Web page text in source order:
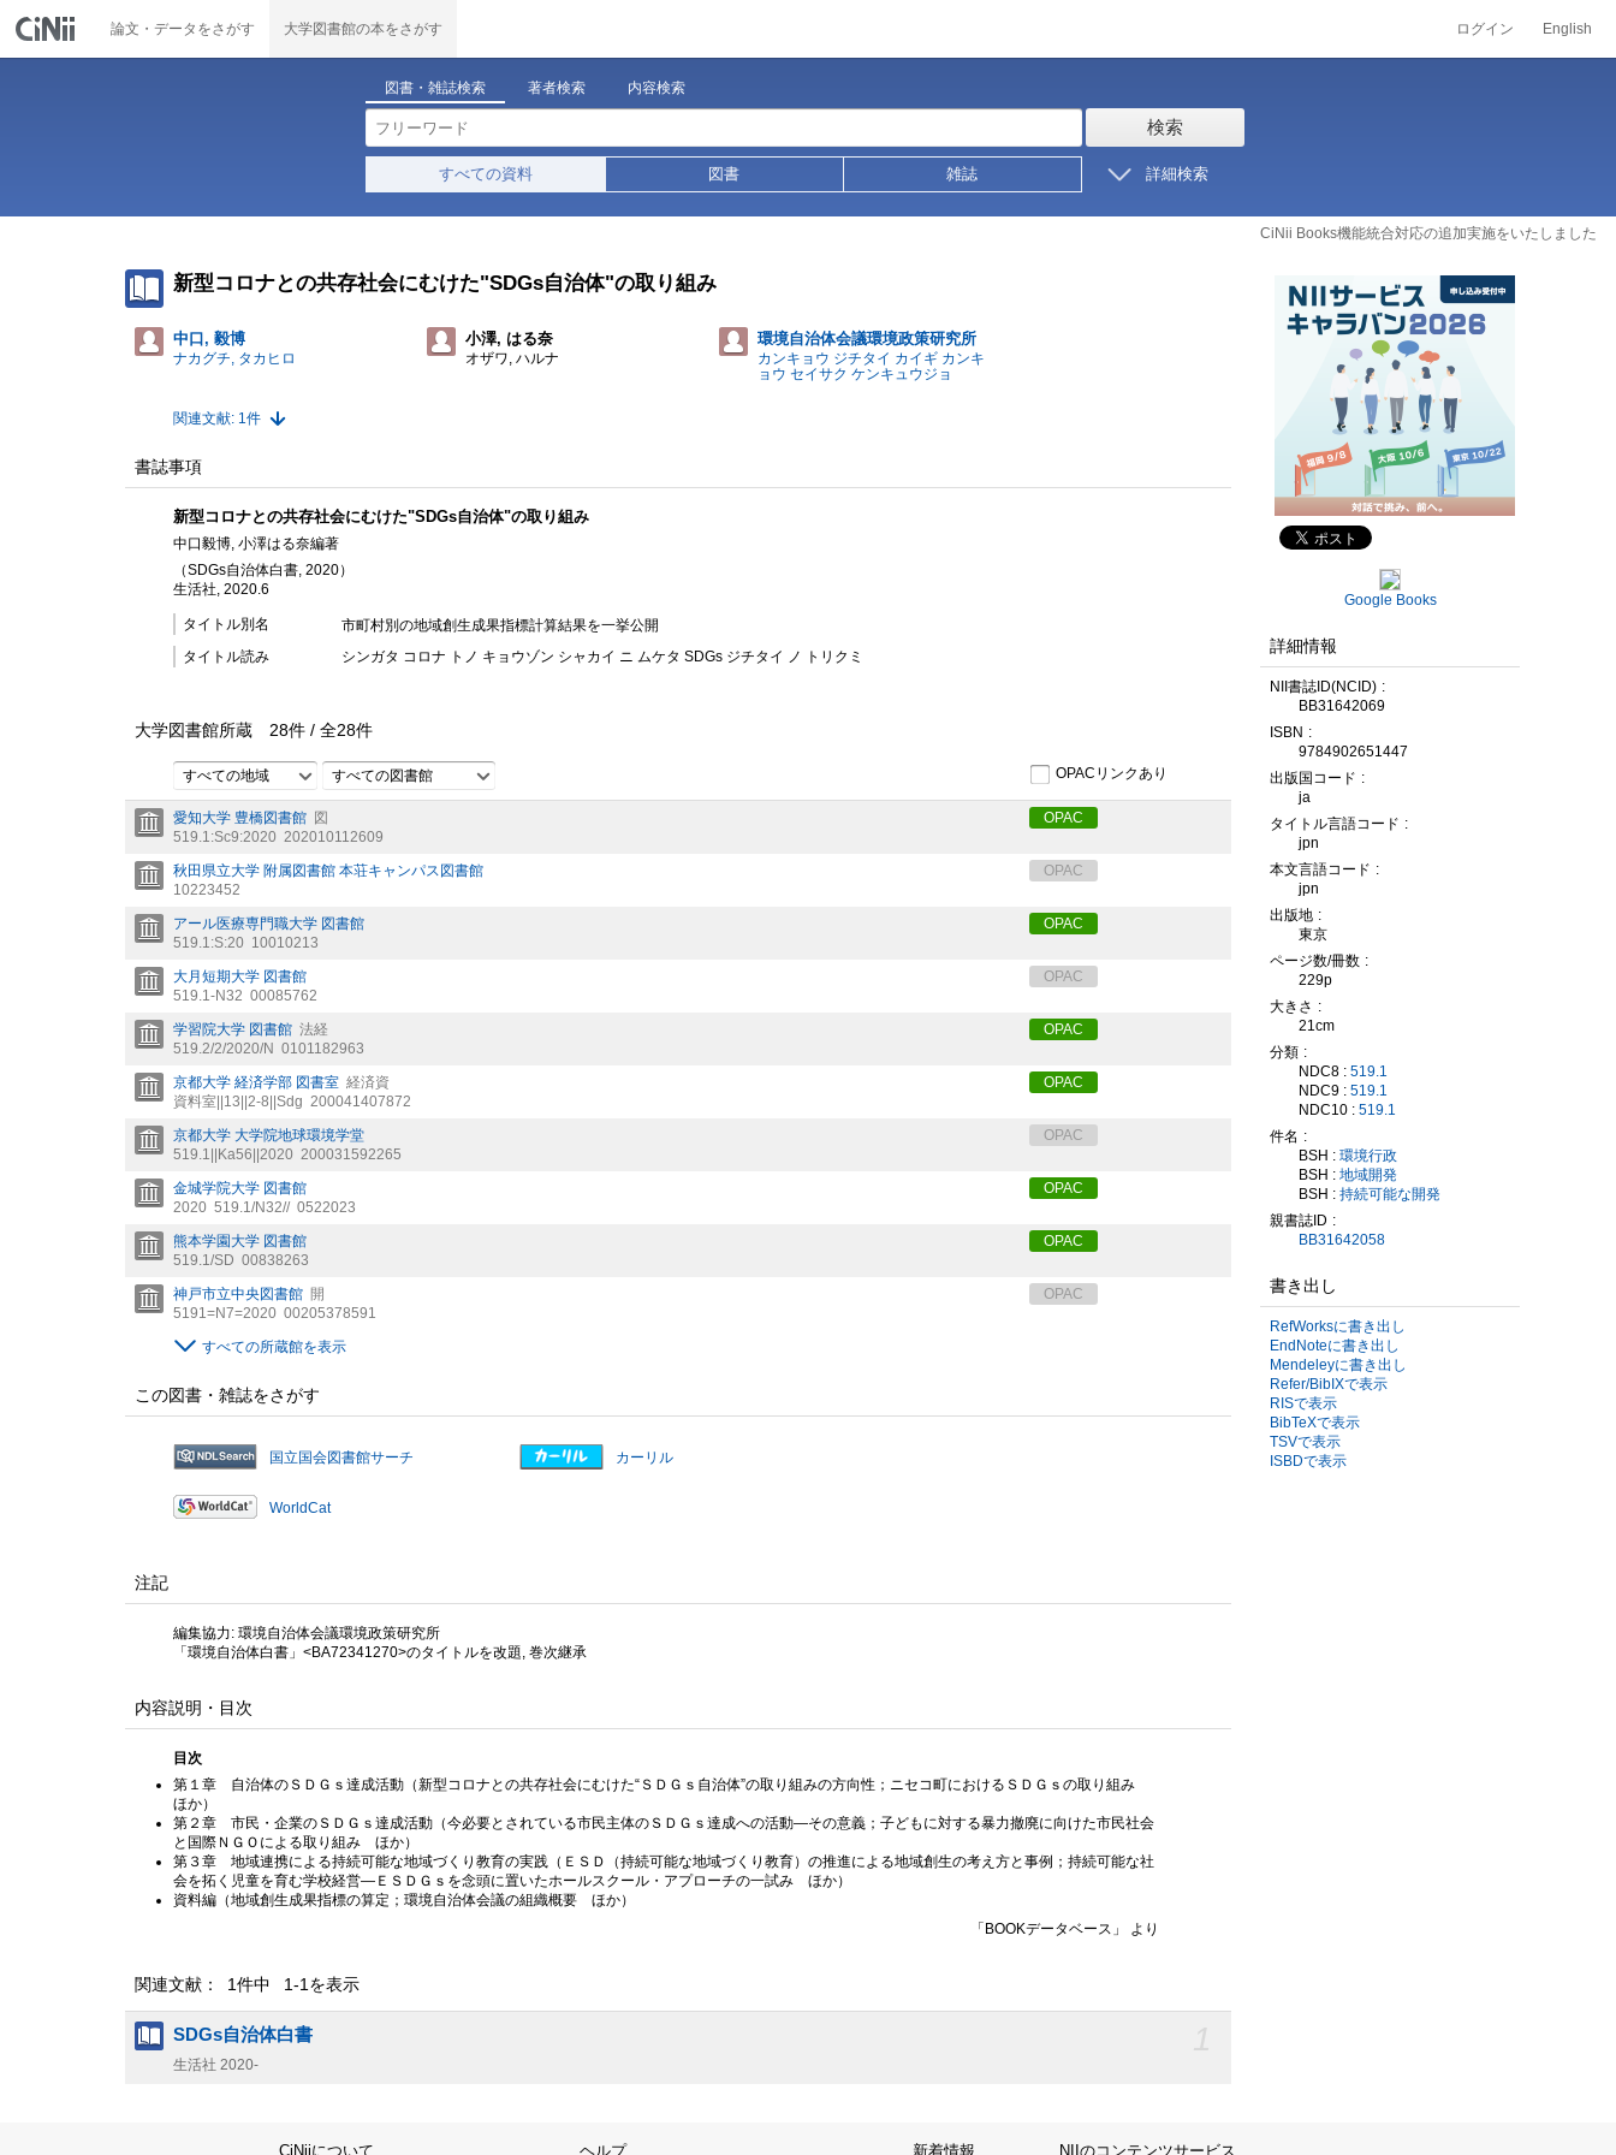
論文・データをさがす 大学図書館の本をさがす ログイン English
図書・雑誌検索 著者検索 内容検索
検索
すべての資料 図書 雑誌 詳細検索
CiNii Books機能統合対応の追加実施をいたしました
新型コロナとの共存社会にむけた"SDGs自治体"の取り組み
中口, 毅博
ナカグチ, タカヒロ
小澤, はる奈
オザワ, ハルナ
環境自治体会議環境政策研究所
カンキョウ ジチタイ カイギ カンキ
ョウ セイサク ケンキュウジョ
関連文献: 1件
書誌事項
新型コロナとの共存社会にむけた"SDGs自治体"の取り組み
中口毅博, 小澤はる奈編著
（SDGs自治体白書, 2020）
生活社, 2020.6
タイトル別名
市町村別の地域創生成果指標計算結果を一挙公開
タイトル読み
シンガタ コロナ トノ キョウゾン シャカイ ニ ムケタ SDGs ジチタイ ノ トリクミ
大学図書館所蔵 28件 / 全28件
すべての地域 すべての図書館 OPACリンクあり
愛知大学 豊橋図書館 図
519.1:Sc9:2020 202010112609
OPAC
秋田県立大学 附属図書館 本荘キャンパス図書館
10223452
OPAC
アール医療専門職大学 図書館
519.1:S:20 10010213
OPAC
大月短期大学 図書館
519.1-N32 00085762
OPAC
学習院大学 図書館 法経
519.2/2/2020/N 0101182963
OPAC
京都大学 経済学部 図書室 経済資
資料室||13||2-8||Sdg 200041407872
OPAC
京都大学 大学院地球環境学堂
519.1||Ka56||2020 200031592265
OPAC
金城学院大学 図書館
2020 519.1/N32// 0522023
OPAC
熊本学園大学 図書館
519.1/SD 00838263
OPAC
神戸市立中央図書館 開
5191=N7=2020 00205378591
OPAC
すべての所蔵館を表示
この図書・雑誌をさがす
国立国会図書館サーチ カーリル
WorldCat
注記
編集協力: 環境自治体会議環境政策研究所
「環境自治体白書」<BA72341270>のタイトルを改題, 巻次継承
内容説明・目次
目次
第１章 自治体のＳＤＧｓ達成活動（新型コロナとの共存社会にむけた“ＳＤＧｓ自治体”の取り組みの方向性；ニセコ町におけるＳＤＧｓの取り組み
ほか）
第２章 市民・企業のＳＤＧｓ達成活動（今必要とされている市民主体のＳＤＧｓ達成への活動—その意義；子どもに対する暴力撤廃に向けた市民社会
と国際ＮＧＯによる取り組み ほか）
第３章 地域連携による持続可能な地域づくり教育の実践（ＥＳＤ（持続可能な地域づくり教育）の推進による地域創生の考え方と事例；持続可能な社
会を拓く児童を育む学校経営—ＥＳＤＧｓを念頭に置いたホールスクール・アプローチの一試み ほか）
資料編（地域創生成果指標の算定；環境自治体会議の組織概要 ほか）
「BOOKデータベース」 より
関連文献： 1件中 1-1を表示
SDGs自治体白書
生活社 2020-
Google Books
詳細情報
NII書誌ID(NCID)
BB31642069
ISBN
9784902651447
出版国コード
ja
タイトル言語コード
jpn
本文言語コード
jpn
出版地
東京
ページ数/冊数
229p
大きさ
21cm
分類
NDC8 : 519.1
NDC9 : 519.1
NDC10 : 519.1
件名
BSH : 環境行政
BSH : 地域開発
BSH : 持続可能な開発
親書誌ID
BB31642058
書き出し
RefWorksに書き出し
EndNoteに書き出し
Mendeleyに書き出し
Refer/BibIXで表示
RISで表示
BibTeXで表示
TSVで表示
ISBDで表示
CiNiiについて ヘルプ 新着情報 NIIのコンテンツサービス